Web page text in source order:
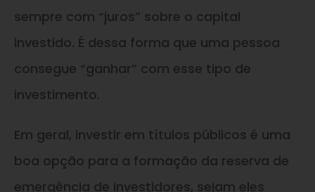
sempre com “juros” sobre o capital
investido. É dessa forma que uma pessoa
consegue “ganhar” com esse tipo de
investimento.
Em geral, investir em títulos públicos é uma
boa opção para a formação da reserva de
emergência de investidores, sejam eles